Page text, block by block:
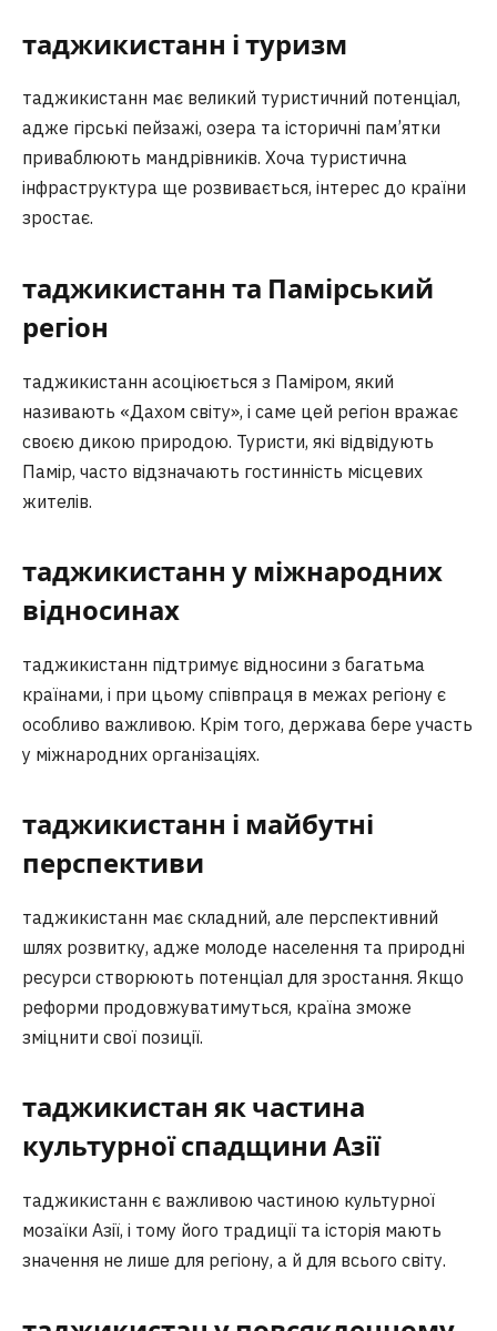
таджикистанн і туризм
таджикистанн має великий туристичний потенціал,
адже гірські пейзажі, озера та історичні пам’ятки
приваблюють мандрівників. Хоча туристична
інфраструктура ще розвивається, інтерес до країни
зростає.
таджикистанн та Памірський
регіон
таджикистанн асоціюється з Паміром, який
називають «Дахом світу», і саме цей регіон вражає
своєю дикою природою. Туристи, які відвідують
Памір, часто відзначають гостинність місцевих
жителів.
таджикистанн у міжнародних
відносинах
таджикистанн підтримує відносини з багатьма
країнами, і при цьому співпраця в межах регіону є
особливо важливою. Крім того, держава бере участь
у міжнародних організаціях.
таджикистанн і майбутні
перспективи
таджикистанн має складний, але перспективний
шлях розвитку, адже молоде населення та природні
ресурси створюють потенціал для зростання. Якщо
реформи продовжуватимуться, країна зможе
зміцнити свої позиції.
таджикистан як частина
культурної спадщини Азії
таджикистанн є важливою частиною культурної
мозаїки Азії, і тому його традиції та історія мають
значення не лише для регіону, а й для всього світу.